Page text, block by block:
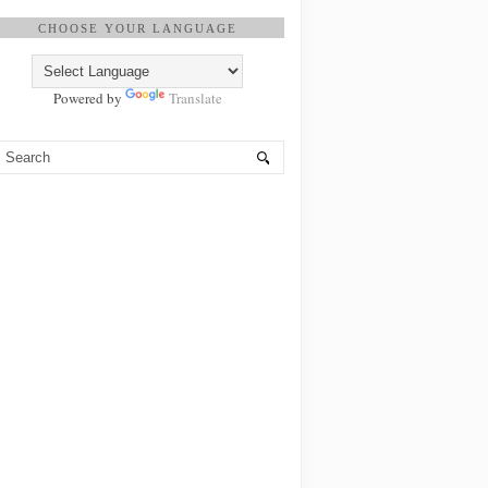
CHOOSE YOUR LANGUAGE
Powered by Translate